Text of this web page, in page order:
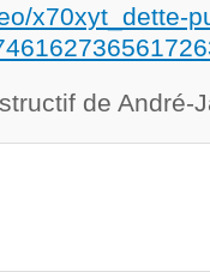
x70xyt_dette-
de André-